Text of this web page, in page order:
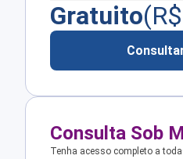
Gratuito(R$
Consulta Sob
Tenha acesso completo a